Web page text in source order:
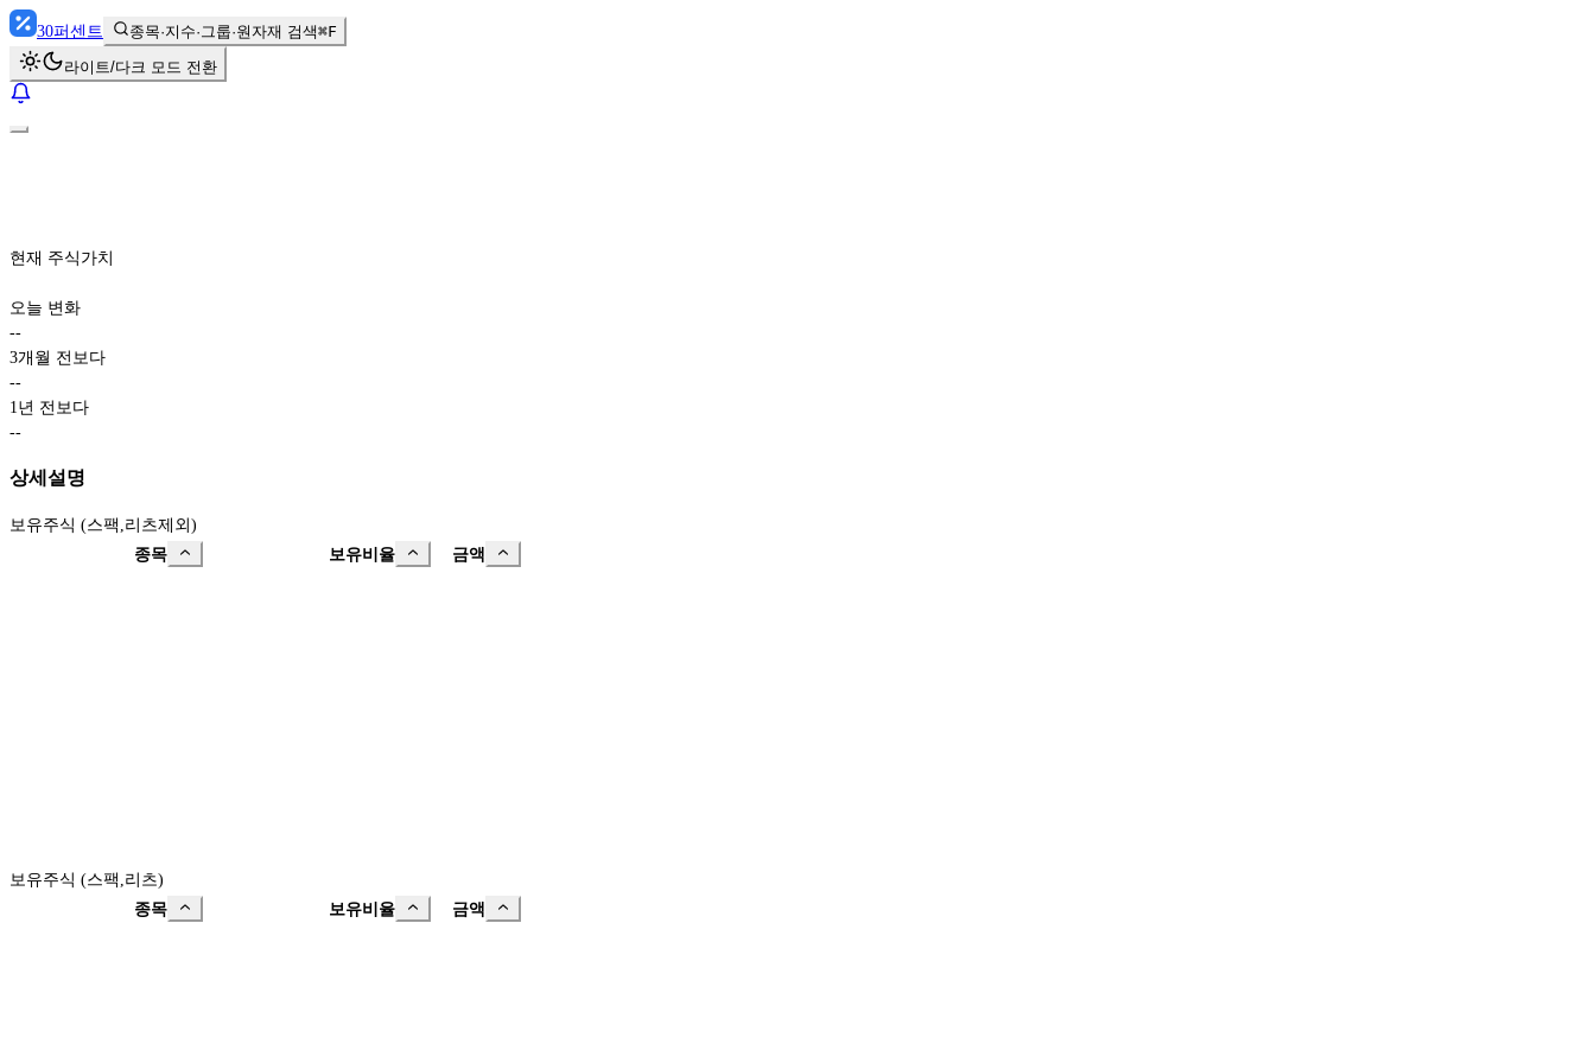
30퍼센트 종목·지수·그룹·원자재 검색⌘F
라이트/다크 모드 전환
현재 주식가치
오늘 변화
--
3개월 전보다
--
1년 전보다
--
상세설명
보유주식 (스팩,리츠제외)
종목
보유비율 금액
보유주식 (스팩,리츠)
종목
보유비율 금액